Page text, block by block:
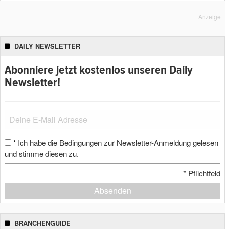
Anzeige
DAILY NEWSLETTER
Abonniere jetzt kostenlos unseren Daily
Newsletter!
* Ich habe die Bedingungen zur Newsletter-Anmeldung gelesen
und stimme diesen zu.
* Pflichtfeld
Absenden
BRANCHENGUIDE